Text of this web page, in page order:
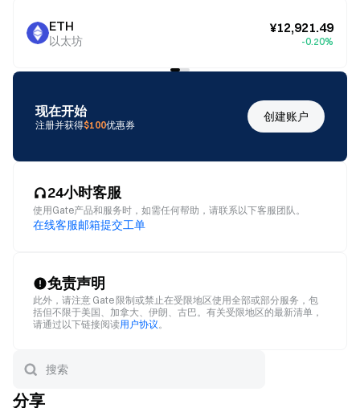
ETH
以太坊
¥12,921.49
-0.20%
现在开始
注册并获得$100优惠券
创建账户
24小时客服
使用Gate产品和服务时，如需任何帮助，请联系以下客服团队。
在线客服邮箱提交工单
免责声明
此外，请注意 Gate 限制或禁止在受限地区使用全部或部分服务，包
括但不限于美国、加拿大、伊朗、古巴。有关受限地区的最新清单，
请通过以下链接阅读用户协议。
分享